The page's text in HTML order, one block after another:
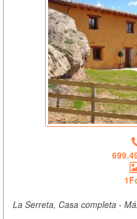
La Serreta, Casa completa -